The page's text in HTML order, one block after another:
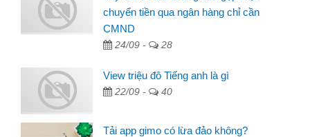
chuyển tiền qua ngân hàng chỉ cần
CMND
24/09 - 28
View triệu đô Tiếng anh là gì
22/09 - 40
Tải app gimo có lừa đảo không?